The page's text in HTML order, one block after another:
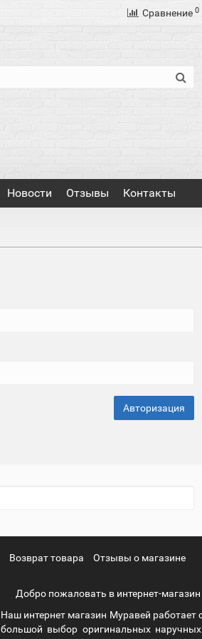
Сравнение 0
Новости Отзывы Контакты
Возврат товара Отзывы о магазине
Добро пожаловать в интернет-
Наш интернет магазин Муравей
большой выбор оригинальных